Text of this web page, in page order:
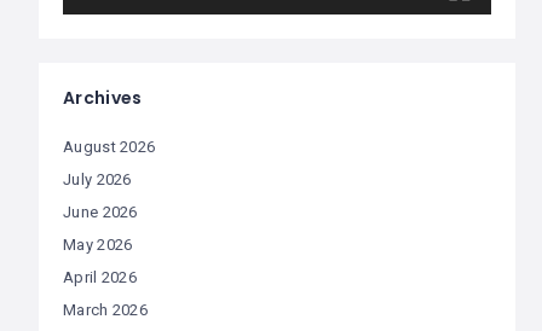
Archives
August 2026
July 2026
June 2026
May 2026
April 2026
March 2026